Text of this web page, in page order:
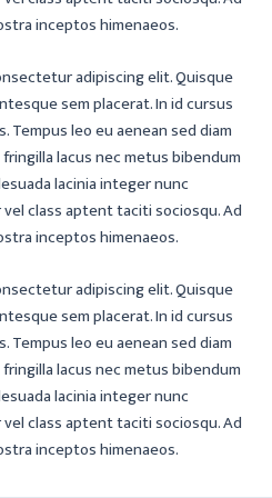
inceptos himenaeos.
adipiscing elit. Quisque
sem placerat. In id cursus
Tempus leo eu aenean sed diam
lacus nec metus bibendum
lacinia integer nunc
class aptent taciti sociosqu. Ad
inceptos himenaeos.
adipiscing elit. Quisque
sem placerat. In id cursus
Tempus leo eu aenean sed diam
lacus nec metus bibendum
lacinia integer nunc
class aptent taciti sociosqu. Ad
inceptos himenaeos.